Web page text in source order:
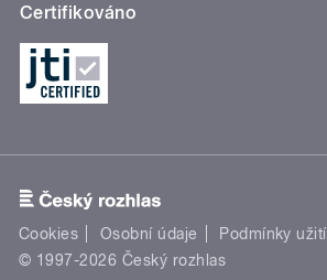
Certifikováno
Cookies Osobní údaje Podmínky užití
© 1997-2026 Český rozhlas